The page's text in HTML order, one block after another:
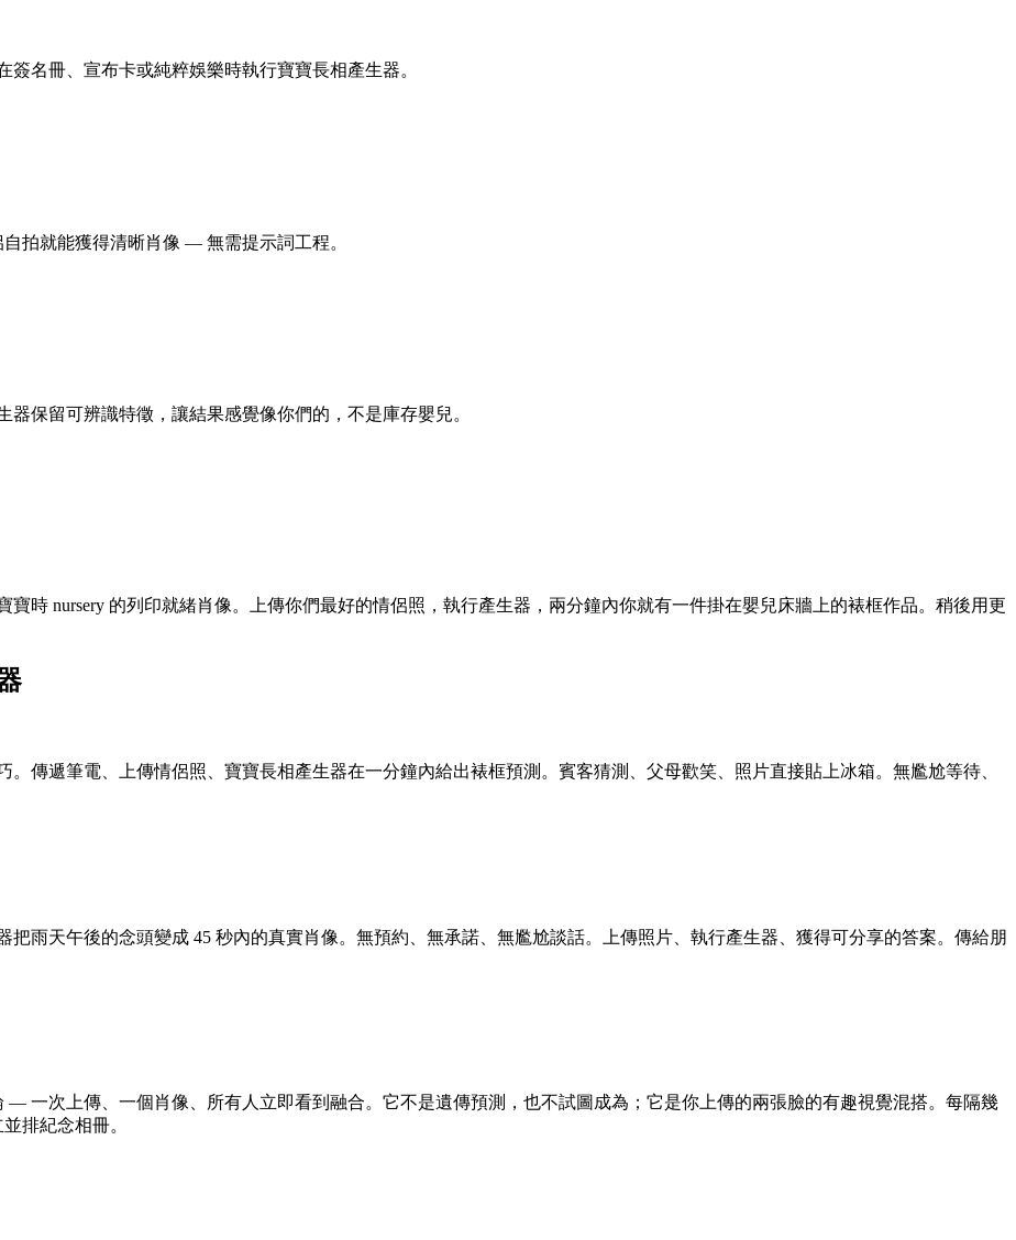
名冊、宣布卡或純粹娛樂時執行寶寶長相產生器。
拍就能獲得清晰肖像 — 無需提示詞工程。
保留可辨識特徵，讓結果感覺像你們的，不是庫存嬰兒。
時 nursery 的列印就緒肖像。上傳你們最好的情侶照，執行產生器，兩分鐘內你就有一件掛在嬰兒床牆上的裱框作品。稍後用更
傳遞筆電、上傳情侶照、寶寶長相產生器在一分鐘內給出裱框預測。賓客猜測、父母歡笑、照片直接貼上冰箱。無尷尬等待、
雨天午後的念頭變成 45 秒內的真實肖像。無預約、無承諾、無尷尬談話。上傳照片、執行產生器、獲得可分享的答案。傳給朋
一次上傳、一個肖像、所有人立即看到融合。它不是遺傳預測，也不試圖成為；它是你上傳的兩張臉的有趣視覺混搭。每隔幾
排紀念相冊。